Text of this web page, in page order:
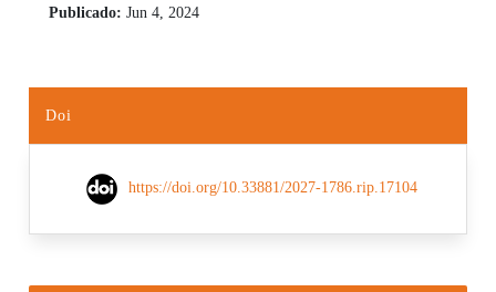
Publicado: Jun 4, 2024
Doi
https://doi.org/10.33881/2027-1786.rip.17104